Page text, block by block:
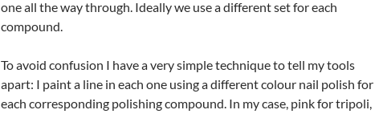
one all the way through. Ideally we use a different set for each
compound.
To avoid confusion I have a very simple technique to tell my tools
apart: I paint a line in each one using a different colour nail polish for
each corresponding polishing compound. In my case, pink for tripoli,